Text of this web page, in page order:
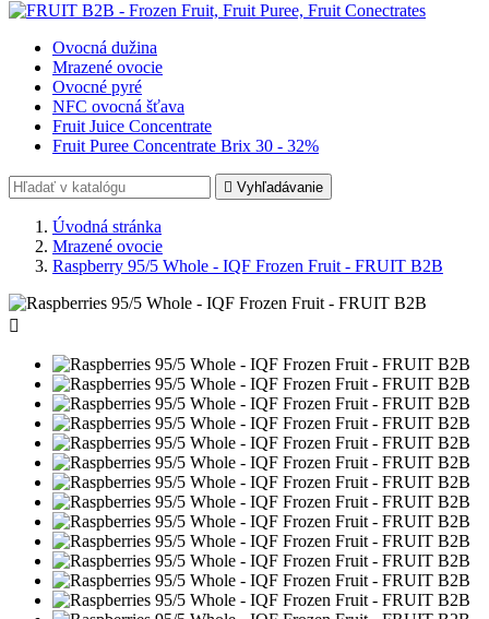
Ovocná dužina
Mrazené ovocie
Ovocné pyré
NFC ovocná šťava
Fruit Juice Concentrate
Fruit Puree Concentrate Brix 30 - 32%
 Vyhľadávanie
Úvodná stránka
Mrazené ovocie
Raspberry 95/5 Whole - IQF Frozen Fruit - FRUIT B2B
